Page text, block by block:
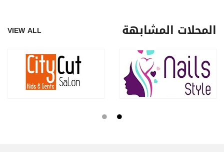
المحلات المشابهة VIEW ALL